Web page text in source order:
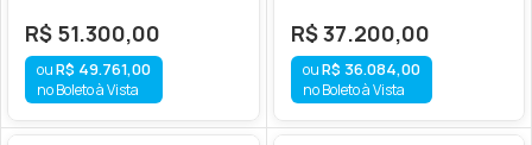
R$ 51.300,00
R$ 49.761,00
no Boleto à Vista
R$37.200,00
R$ 36.084,00
no Boleto à Vista